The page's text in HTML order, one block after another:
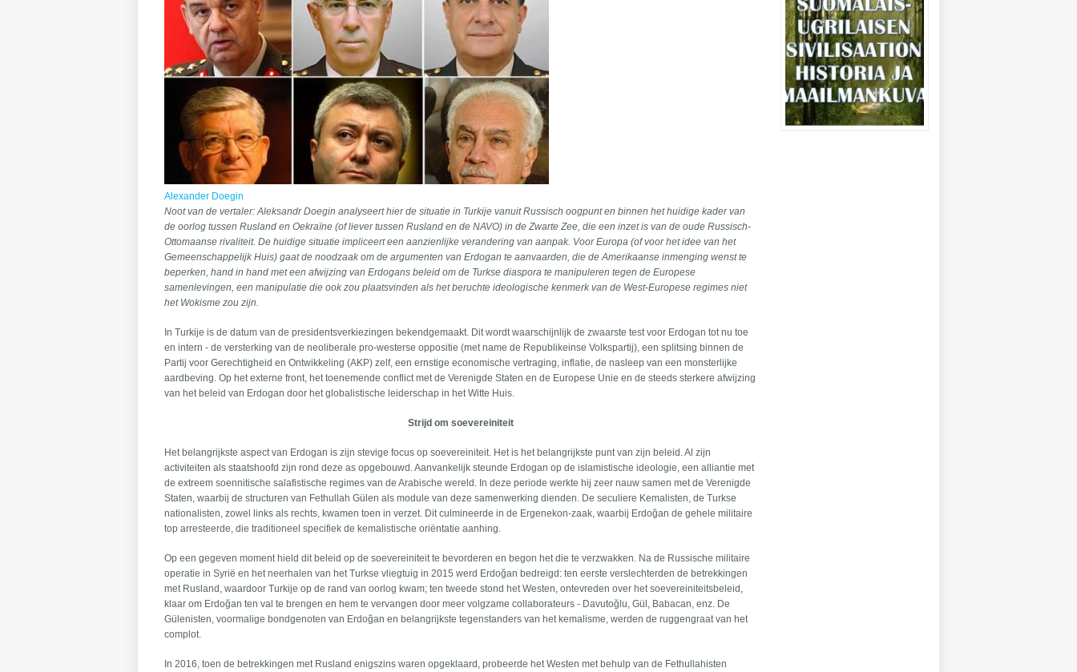
Alexander Doegin
Noot van de vertaler: Aleksandr Doegin analyseert hier de situatie in Turkije vanuit Russisch oogpunt en binnen het huidige kader van
de oorlog tussen Rusland en Oekraïne (of liever tussen Rusland en de NAVO) in de Zwarte Zee, die een inzet is van de oude Russisch-
Ottomaanse rivaliteit. De huidige situatie impliceert een aanzienlijke verandering van aanpak. Voor Europa (of voor het idee van het
Gemeenschappelijk Huis) gaat de noodzaak om de argumenten van Erdogan te aanvaarden, die de Amerikaanse inmenging wenst te
beperken, hand in hand met een afwijzing van Erdogans beleid om de Turkse diaspora te manipuleren tegen de Europese
samenlevingen, een manipulatie die ook zou plaatsvinden als het beruchte ideologische kenmerk van de West-Europese regimes niet
het Wokisme zou zijn.
In Turkije is de datum van de presidentsverkiezingen bekendgemaakt. Dit wordt waarschijnlijk de zwaarste test voor Erdogan tot nu toe
en intern - de versterking van de neoliberale pro-westerse oppositie (met name de Republikeinse Volkspartij), een splitsing binnen de
Partij voor Gerechtigheid en Ontwikkeling (AKP) zelf, een ernstige economische vertraging, inflatie, de nasleep van een monsterlijke
aardbeving. Op het externe front, het toenemende conflict met de Verenigde Staten en de Europese Unie en de steeds sterkere afwijzing
van het beleid van Erdogan door het globalistische leiderschap in het Witte Huis.
Strijd om soevereiniteit
Het belangrijkste aspect van Erdogan is zijn stevige focus op soevereiniteit. Het is het belangrijkste punt van zijn beleid. Al zijn
activiteiten als staatshoofd zijn rond deze as opgebouwd. Aanvankelijk steunde Erdogan op de islamistische ideologie, een alliantie met
de extreem soennitische salafistische regimes van de Arabische wereld. In deze periode werkte hij zeer nauw samen met de Verenigde
Staten, waarbij de structuren van Fethullah Gülen als module van deze samenwerking dienden. De seculiere Kemalisten, de Turkse
nationalisten, zowel links als rechts, kwamen toen in verzet. Dit culmineerde in de Ergenekon-zaak, waarbij Erdoğan de gehele militaire
top arresteerde, die traditioneel specifiek de kemalistische oriëntatie aanhing.
Op een gegeven moment hield dit beleid op de soevereiniteit te bevorderen en begon het die te verzwakken. Na de Russische militaire
operatie in Syrië en het neerhalen van het Turkse vliegtuig in 2015 werd Erdoğan bedreigd: ten eerste verslechterden de betrekkingen
met Rusland, waardoor Turkije op de rand van oorlog kwam; ten tweede stond het Westen, ontevreden over het soevereiniteitsbeleid,
klaar om Erdoğan ten val te brengen en hem te vervangen door meer volgzame collaborateurs - Davutoğlu, Gül, Babacan, enz. De
Gülenisten, voormalige bondgenoten van Erdoğan en belangrijkste tegenstanders van het kemalisme, werden de ruggengraat van het
complot.
In 2016, toen de betrekkingen met Rusland enigszins waren opgeklaard, probeerde het Westen met behulp van de Fethullahisten